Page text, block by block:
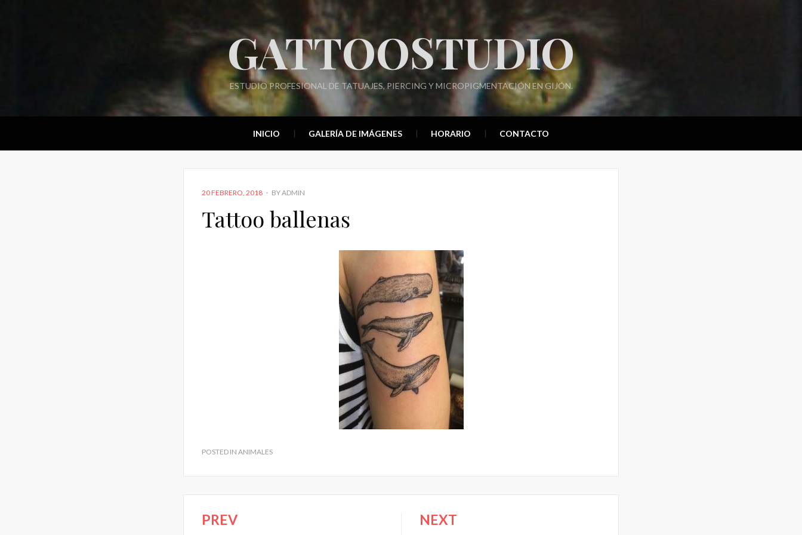
GATTOOSTUDIO
ESTUDIO PROFESIONAL DE TATUAJES, PIERCING Y MICROPIGMENTACIÓN EN GIJÓN.
INICIO GALERÍA DE IMÁGENES HORARIO CONTACTO
POSTED
20 FEBRERO, 2018 BYADMIN
Tattoo ballenas
POSTED IN ANIMALES
Navegación
PREV NEXT